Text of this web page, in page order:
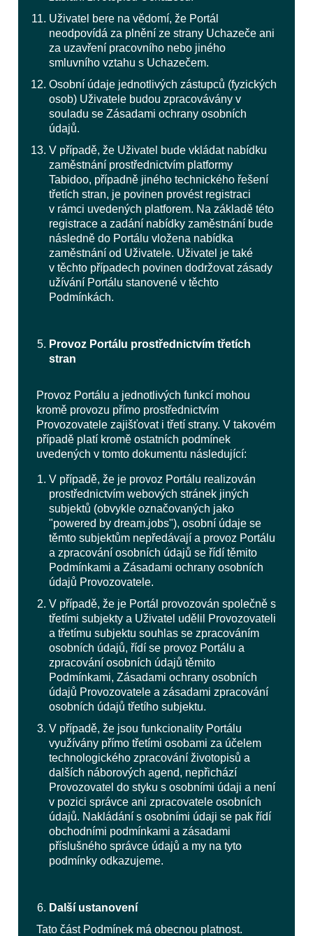
Uživatel bere na vědomí, že Portál
neodpovídá za plnění ze strany Uchazeče ani
za uzavření pracovního nebo jiného
smluvního vztahu s Uchazečem.
Osobní údaje jednotlivých zástupců (fyzických
osob) Uživatele budou zpracovávány v
souladu se Zásadami ochrany osobních
údajů.
V případě, že Uživatel bude vkládat nabídku
zaměstnání prostřednictvím platformy
Tabidoo, případně jiného technického řešení
třetích stran, je povinen provést registraci
v rámci uvedených platforem. Na základě této
registrace a zadání nabídky zaměstnání bude
následně do Portálu vložena nabídka
zaměstnání od Uživatele. Uživatel je také
v těchto případech povinen dodržovat zásady
užívání Portálu stanovené v těchto
Podmínkách.
Provoz Portálu prostřednictvím třetích
stran
Provoz Portálu a jednotlivých funkcí mohou
kromě provozu přímo prostřednictvím
Provozovatele zajišťovat i třetí strany. V takovém
případě platí kromě ostatních podmínek
uvedených v tomto dokumentu následující:
V případě, že je provoz Portálu realizován
prostřednictvím webových stránek jiných
subjektů (obvykle označovaných jako
"powered by dream.jobs"), osobní údaje se
těmto subjektům nepředávají a provoz Portálu
a zpracování osobních údajů se řídí těmito
Podmínkami a Zásadami ochrany osobních
údajů Provozovatele.
V případě, že je Portál provozován společně s
třetími subjekty a Uživatel udělil Provozovateli
a třetímu subjektu souhlas se zpracováním
osobních údajů, řídí se provoz Portálu a
zpracování osobních údajů těmito
Podmínkami, Zásadami ochrany osobních
údajů Provozovatele a zásadami zpracování
osobních údajů třetího subjektu.
V případě, že jsou funkcionality Portálu
využívány přímo třetími osobami za účelem
technologického zpracování životopisů a
dalších náborových agend, nepřichází
Provozovatel do styku s osobními údaji a není
v pozici správce ani zpracovatele osobních
údajů. Nakládání s osobními údaji se pak řídí
obchodními podmínkami a zásadami
příslušného správce údajů a my na tyto
podmínky odkazujeme.
Další ustanovení
Tato část Podmínek má obecnou platnost.